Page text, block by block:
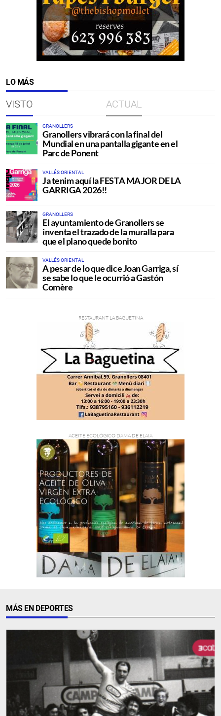
LO MÁS
VISTO ACTUAL
GRANOLLERS
Granollers vibrará con la final del
Mundial en una pantalla gigante en el
Parc de Ponent
VALLÉS ORIENTAL
Ja tenim aquí la FESTA MAJOR DE LA
GARRIGA 2026!!
GRANOLLERS
El ayuntamiento de Granollers se
inventa el trazado de la muralla para
que el plano quede bonito
VALLÉS ORIENTAL
A pesar de lo que dice Joan Garriga, sí
se sabe lo que le ocurrió a Gastón
Comère
MÁS EN DEPORTES